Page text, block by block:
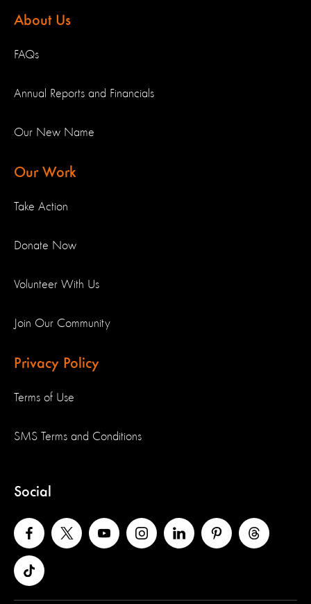
About Us
FAQs
Annual Reports and Financials
Our New Name
Our Work
Take Action
Donate Now
Volunteer With Us
Join Our Community
Privacy Policy
Terms of Use
SMS Terms and Conditions
Social